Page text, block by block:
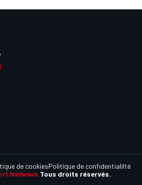
Network Tous droits réservés.
de cookiesPolitique de confidentialilté